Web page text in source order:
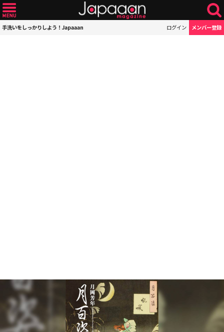
手洗いをしっかりしよう！Japaaan ログイン メンバー登録